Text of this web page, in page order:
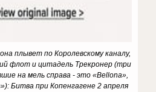
плывет по Королевскому каналу,
флот и цитадель Трекронер (три
на мель справа - это «Bellona»,
Битва при Копенгагене 2 апреля